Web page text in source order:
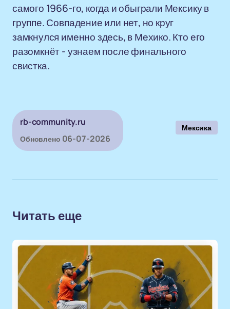
самого 1966-го, когда и обыграли Мексику в
группе. Совпадение или нет, но круг
замкнулся именно здесь, в Мехико. Кто его
разомкнёт - узнаем после финального
свистка.
rb-community.ru
Обновлено 06-07-2026
Мексика
Читать еще